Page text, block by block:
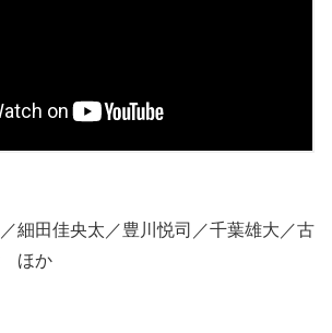
細田佳央太／豊川悦司／千葉雄大／古
ほか